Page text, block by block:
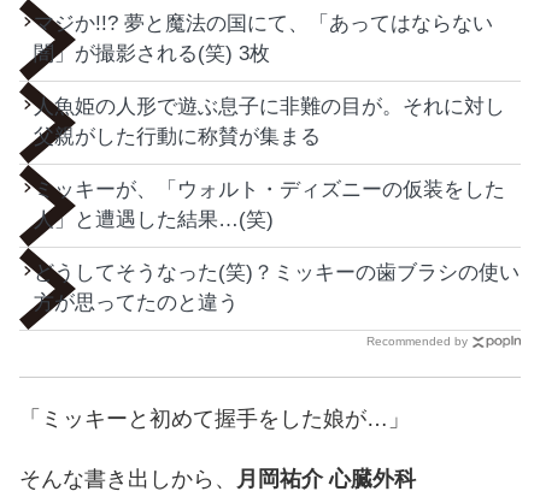
マジか!!? 夢と魔法の国にて、「あってはならない
闇」が撮影される(笑) 3枚
人魚姫の人形で遊ぶ息子に非難の目が。それに対し
父親がした行動に称賛が集まる
ミッキーが、「ウォルト・ディズニーの仮装をした
人」と遭遇した結果…(笑)
どうしてそうなった(笑)？ミッキーの歯ブラシの使い
方が思ってたのと違う
Recommended by
「ミッキーと初めて握手をした娘が…」
そんな書き出しから、
月岡祐介 心臓外科